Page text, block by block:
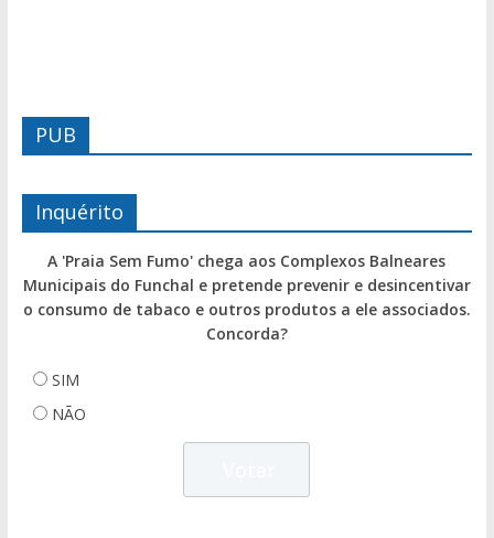
PUB
Inquérito
A 'Praia Sem Fumo' chega aos Complexos Balneares
Municipais do Funchal e pretende prevenir e desincentivar
o consumo de tabaco e outros produtos a ele associados.
Concorda?
SIM
NÃO